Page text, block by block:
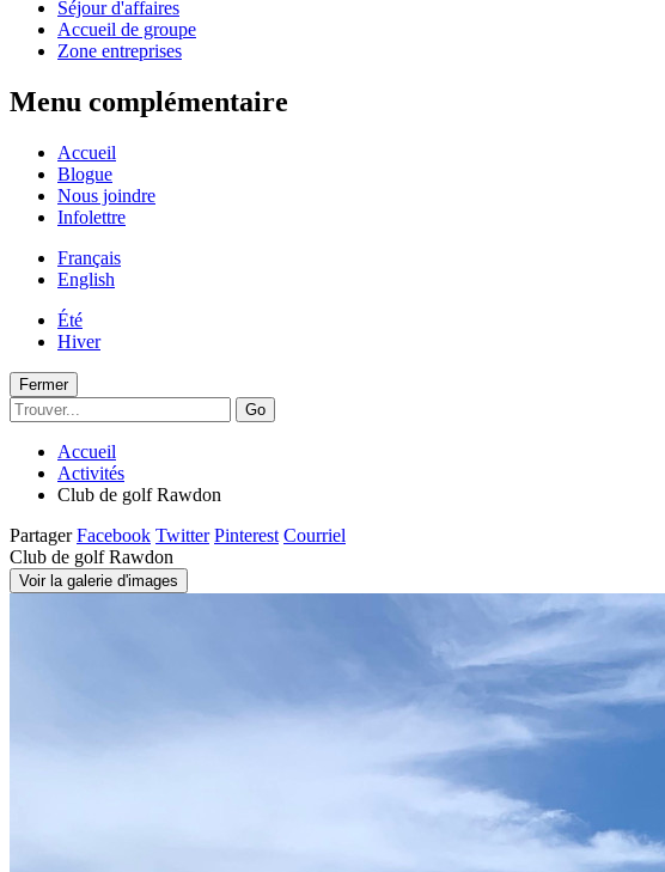
Séjour d'affaires
Accueil de groupe
Zone entreprises
Menu complémentaire
Accueil
Blogue
Nous joindre
Infolettre
Français
English
Été
Hiver
Fermer
Go
Accueil
Activités
Club de golf Rawdon
Partager Facebook Twitter Pinterest Courriel
Club de golf Rawdon
Voir la galerie d'images